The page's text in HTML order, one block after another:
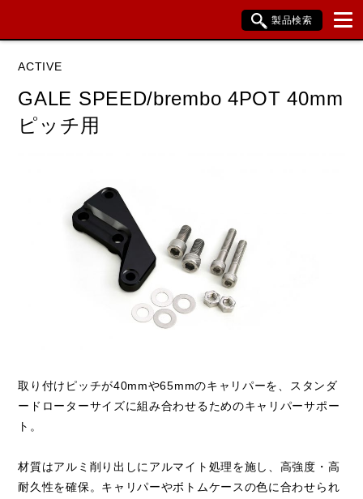
製品検索
閉じる
ACTIVE
GALE SPEED/brembo 4POT 40mm
ピッチ用
取り付けピッチが40mmや65mmのキャリパーを、スタンダ
ードローターサイズに組み合わせるためのキャリパーサポー
ト。
材質はアルミ削り出しにアルマイト処理を施し、高強度・高
耐久性を確保。キャリパーやボトムケースの色に合わせられ